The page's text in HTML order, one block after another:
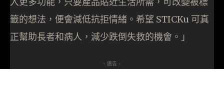
籤的想法，便會減低抗拒情緒。希望 STICKu 可真
正幫助長者和病人，減少跌倒失救的機會。」
- 廣告 -